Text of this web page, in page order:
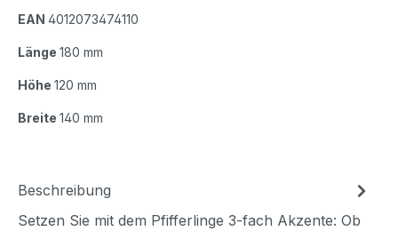
EAN 4012073474110
Länge 180 mm
Höhe 120 mm
Breite 140 mm
Beschreibung
Setzen Sie mit dem Pfifferlinge 3-fach Akzente: Ob